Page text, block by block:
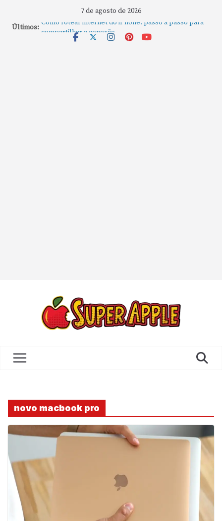
7 de agosto de 2026
Últimos: Como rotear internet do iPhone: passo a passo para
compartilhar a conexão
novo macbook pro